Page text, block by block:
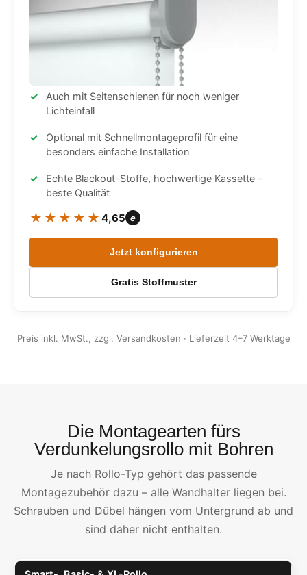
Auch mit Seitenschienen für noch weniger
Lichteinfall
Optional mit Schnellmontageprofil für eine
besonders einfache Installation
Echte Blackout-Stoffe, hochwertige Kassette –
beste Qualität
★★★★★ 4,65 e
Jetzt konfigurieren
Gratis Stoffmuster
Preis inkl. MwSt., zzgl. Versandkosten · Lieferzeit 4–7 Werktage
Die Montagearten fürs
Verdunkelungsrollo mit Bohren
Je nach Rollo-Typ gehört das passende
Montagezubehör dazu – alle Wandhalter liegen bei.
Schrauben und Dübel hängen vom Untergrund ab und
sind daher nicht enthalten.